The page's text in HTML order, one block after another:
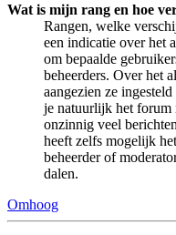
Wat is mijn rang en hoe
Rangen, welke
een indicatie over het
om bepaalde
beheerders. Over het
aangezien ze
je natuurlijk het forum
onzinnig veel
heeft zelfs mogelijk
beheerder of
dalen.
Omhoog